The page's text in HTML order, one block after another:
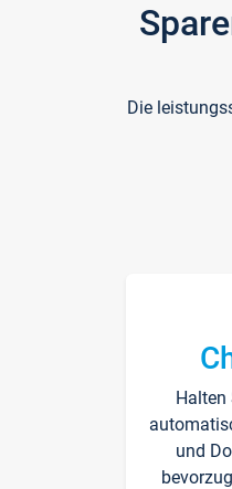
Die
Halten
und